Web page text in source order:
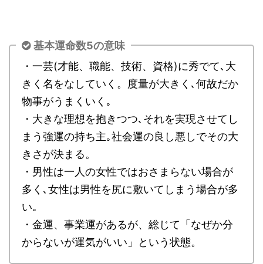
基本運命数5の意味
・一芸(才能、職能、技術、資格)に秀でて､大
きく名をなしていく。度量が大きく､何故だか
物事がうまくいく｡
・大きな理想を抱きつつ､それを実現させてし
まう強運の持ち主｡社会運の良し悪しでその大
きさが決まる。
・男性は一人の女性ではおさまらない場合が
多く､女性は男性を尻に敷いてしまう場合が多
い｡
・金運、事業運があるが、総じて「なぜか分
からないが運気がいい」という状態。